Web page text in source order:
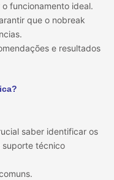
funcionamento ideal.
que o nobreak
e resultados
saber identificar os
suporte técnico